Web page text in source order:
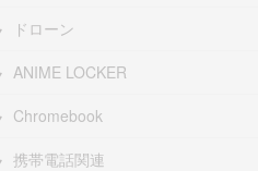
ドローン
ANIME LOCKER
Chromebook
携帯電話関連